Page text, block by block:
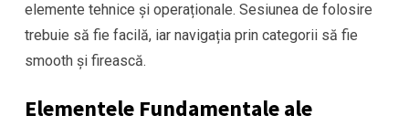
elemente tehnice și operaționale. Sesiunea de folosire
trebuie să fie facilă, iar navigația prin categorii să fie
smooth și firească.
Elementele Fundamentale ale